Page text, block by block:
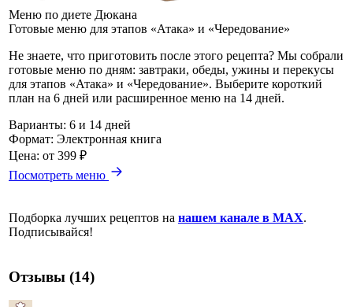
Меню по диете Дюкана
Готовые меню для этапов «Атака» и «Чередование»
Не знаете, что приготовить после этого рецепта? Мы собрали
готовые меню по дням: завтраки, обеды, ужины и перекусы
для этапов «Атака» и «Чередование». Выберите короткий
план на 6 дней или расширенное меню на 14 дней.
Варианты: 6 и 14 дней
Формат: Электронная книга
Цена: от 399 ₽
Посмотреть меню
Подборка лучших рецептов на нашем канале в MAX.
Подписывайся!
Отзывы (14)